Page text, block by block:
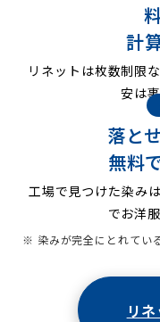
計
リネットは枚数制限
安は
落と
無料
工場で見つけた染み
でお洋
※ 染みが完全にとれてい
リ